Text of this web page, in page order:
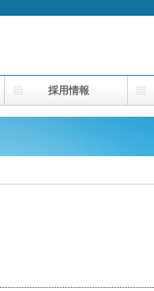
採用情報